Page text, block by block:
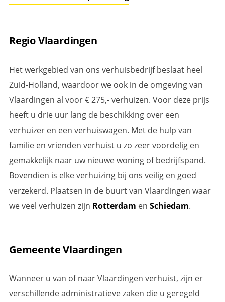
Regio Vlaardingen
Het werkgebied van ons verhuisbedrijf beslaat heel
Zuid-Holland, waardoor we ook in de omgeving van
Vlaardingen al voor € 275,- verhuizen. Voor deze prijs
heeft u drie uur lang de beschikking over een
verhuizer en een verhuiswagen. Met de hulp van
familie en vrienden verhuist u zo zeer voordelig en
gemakkelijk naar uw nieuwe woning of bedrijfspand.
Bovendien is elke verhuizing bij ons veilig en goed
verzekerd. Plaatsen in de buurt van Vlaardingen waar
we veel verhuizen zijn Rotterdam en Schiedam.
Gemeente Vlaardingen
Wanneer u van of naar Vlaardingen verhuist, zijn er
verschillende administratieve zaken die u geregeld